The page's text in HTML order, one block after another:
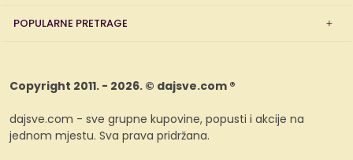
POPULARNE PRETRAGE
Copyright 2011. - 2026. © dajsve.com ®
dajsve.com - sve grupne kupovine, popusti i akcije na
jednom mjestu. Sva prava pridržana.